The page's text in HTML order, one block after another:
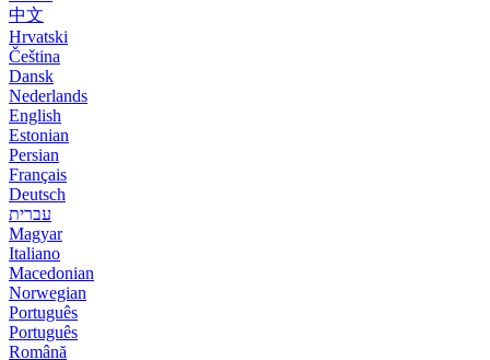
中文
Hrvatski
Čeština
Dansk
Nederlands
English
Estonian
Persian
Français
Deutsch
עברית
Magyar
Italiano
Macedonian
Norwegian
Português
Português
Română